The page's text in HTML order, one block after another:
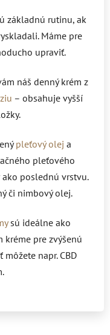
základnú rutinu, ak
Máme pre
upraviť.
náš denný krém z
– obsahuje vyšší
pleťový olej a
pleťového
poslednú vrstvu.
či nimbový olej.
sú ideálne ako
kréme pre zvýšenú
napr. CBD